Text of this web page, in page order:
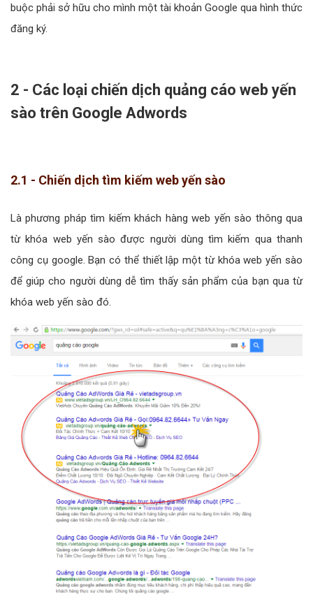
buộc phải sở hữu cho mình một tài khoản Google qua hình thức
đăng ký.
2 - Các loại chiến dịch quảng cáo web yến
sào trên Google Adwords
2.1 - Chiến dịch tìm kiếm web yến sào
Là phương pháp tìm kiếm khách hàng web yến sào thông qua
từ khóa web yến sào được người dùng tìm kiếm qua thanh
công cụ google. Bạn có thể thiết lập một từ khóa web yến sào
để giúp cho người dùng dễ tìm thấy sản phẩm của bạn qua từ
khóa web yến sào đó.